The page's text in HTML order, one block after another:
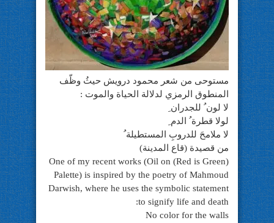
مستوحى من شعر محمود درويش حيثُ وظّف
المنطوق الرمزي لدلالة الحياة والموت :
لا لون ُ للجدران ِ
لولا قطرة ُ الدم ِ
لا ملامحَ للدروبِ المستطيلة ُ
من قصيدة (قاع المدينة)
(Red is Green) One of my recent works (Oil on
Palette) is inspired by the poetry of Mahmoud
Darwish, where he uses the symbolic statement
to signify life and death:
No color for the walls